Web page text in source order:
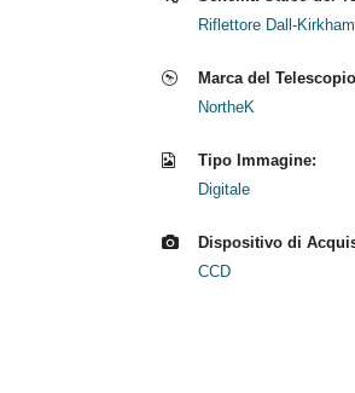
Riflettore Dall-Kirkham
Marca del Telescopio
NortheK
Tipo Immagine:
Digitale
Dispositivo di
CCD